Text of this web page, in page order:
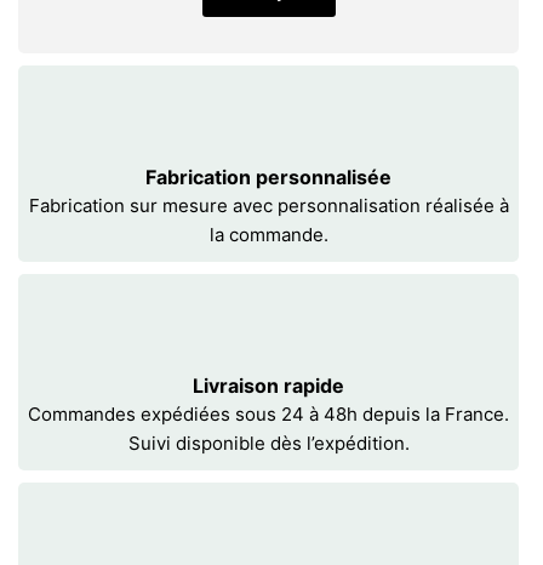
Fabrication personnalisée
Fabrication sur mesure avec personnalisation réalisée à
la commande.
Livraison rapide
Commandes expédiées sous 24 à 48h depuis la France.
Suivi disponible dès l’expédition.